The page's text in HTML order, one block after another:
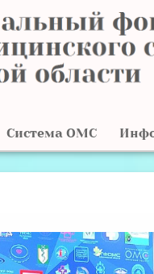
Система ОМС